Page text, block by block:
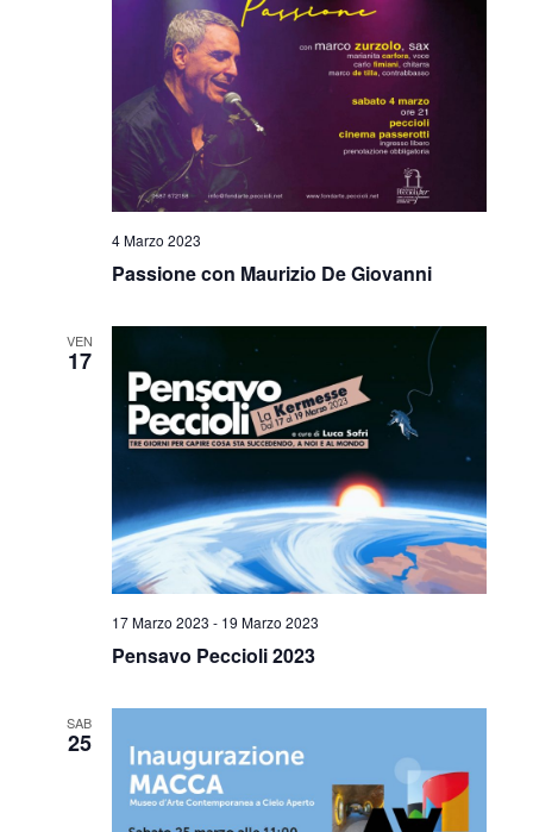
4 Marzo 2023
Passione con Maurizio De Giovanni
VEN
17
17 Marzo 2023 - 19 Marzo 2023
Pensavo Peccioli 2023
SAB
25